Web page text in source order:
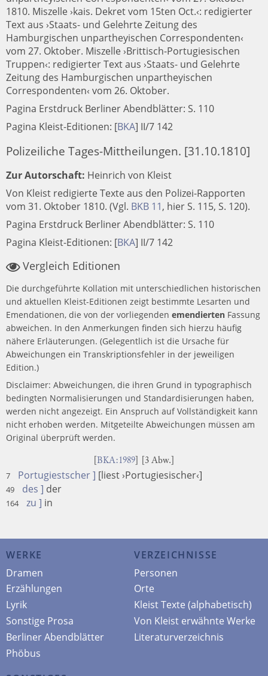
1810. Miszelle ›kais. Dekret vom 15ten Oct.‹: redigierter
Text aus ›Staats- und Gelehrte Zeitung des
Hamburgischen unpartheyischen Correspondenten‹
vom 27. Oktober. Miszelle ›Brittisch-Portugiesischen
Truppen‹: redigierter Text aus ›Staats- und Gelehrte
Zeitung des Hamburgischen unpartheyischen
Correspondenten‹ vom 26. Oktober.
Pagina Erstdruck Berliner Abendblätter: S. 110
Pagina Kleist-Editionen: [BKA] II/7 142
Polizeiliche Tages-Mittheilungen. [31.10.1810]
Zur Autorschaft: Heinrich von Kleist
Von Kleist redigierte Texte aus den Polizei-Rapporten
vom 31. Oktober 1810. (Vgl. BKB 11, hier S. 115, S. 120).
Pagina Erstdruck Berliner Abendblätter: S. 110
Pagina Kleist-Editionen: [BKA] II/7 142
Vergleich Editionen
Die durchgeführte Kollation mit unterschiedlichen historischen
und aktuellen Kleist-Editionen zeigt bestimmte Lesarten und
Emendationen, die von der vorliegenden emendierten Fassung
abweichen. In den Anmerkungen finden sich hierzu häufig
nähere Erläuterungen. (Gelegentlich ist die Ursache für
Abweichungen ein Transkriptionsfehler in der jeweiligen
Edition.)
Disclaimer: Abweichungen, die ihren Grund in typographisch
bedingten Normalisierungen und Standardisierungen haben,
werden nicht angezeigt. Ein Anspruch auf Vollständigkeit kann
nicht erhoben werden. Mitgeteilte Abweichungen müssen am
Original überprüft werden.
BKA:1989 ] [3 Abw.]
7 Portugiestscher ] [liest ›Portugiesischer‹]
49 des ] der
164 zu ] in
WERKE
Dramen
Erzählungen
Lyrik
Sonstige Prosa
Berliner Abendblätter
Phöbus
VERZEICHNISSE
Personen
Orte
Kleist Texte (alphabetisch)
Von Kleist erwähnte Werke
Literaturverzeichnis